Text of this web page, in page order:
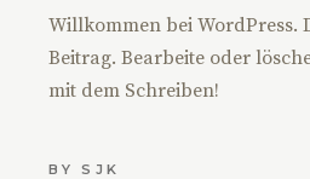
Willkommen bei WordPress.
Beitrag. Bearbeite oder
mit dem Schreiben!
BY SJK